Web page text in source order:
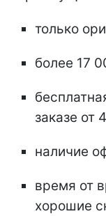
только
более 17
заказе от
наличие
время от
хорошие